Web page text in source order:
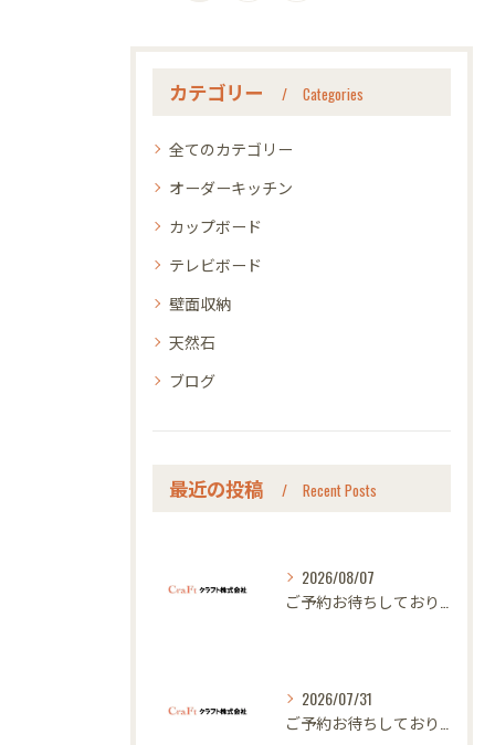
カテゴリー Categories
全てのカテゴリー
オーダーキッチン
カップボード
テレビボード
壁面収納
天然石
ブログ
最近の投稿 Recent Posts
2026/08/07
2026/07/31